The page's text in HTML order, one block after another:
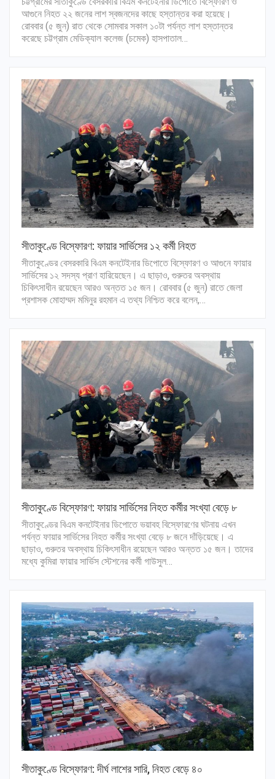
আগুনে নিহত ২২ জনের লাশ স্বজনদের কাছে হস্তান্তর করা হয়েছে।
রোববার (৫ জুন) রাত থেকে সোমবার সকাল ১০টা পর্যন্ত লাশ হস্তান্তর
করেছে চট্টগ্রাম মেডিক্যাল কলেজ (চমেক) হাসপাতাল…
সীতাকুণ্ডে বিস্ফোরণ: ফায়ার সার্ভিসের ১২ কর্মী নিহত
সীতাকুণ্ডের বেসরকারি বিএম কনটেইনার ডিপোতে বিস্ফোরণ ও আগুনে ফায়ার
সার্ভিসের ১২ সদস্য প্রাণ হারিয়েছেন। এ ছাড়াও, গুরুতর অবস্থায়
চিকিৎসাধীন রয়েছেন আরও অন্তত ১৫ জন। রোববার (৫ জুন) রাতে জেলা
প্রশাসক মোহাম্মদ মমিনুর রহমান এ তথ্য নিশ্চিত করে বলেন,…
সীতাকুণ্ডে বিস্ফোরণ: ফায়ার সার্ভিসের নিহত কর্মীর সংখ্যা বেড়ে ৮
সীতাকুণ্ডের বিএম কনটেইনার ডিপোতে ভয়াবহ বিস্ফোরণের ঘটনায় এখন
পর্যন্ত ফায়ার সার্ভিসের নিহত কর্মীর সংখ্যা বেড়ে ৮ জনে দাঁড়িয়েছে। এ
ছাড়াও, গুরুতর অবস্থায় চিকিৎসাধীন রয়েছেন আরও অন্তত ১৫ জন। তাদের
মধ্যে কুমিরা ফায়ার সার্ভিস স্টেশনের কর্মী গাউসুল…
সীতাকুণ্ডে বিস্ফোরণ: দীর্ঘ লাশের সারি, নিহত বেড়ে ৪০